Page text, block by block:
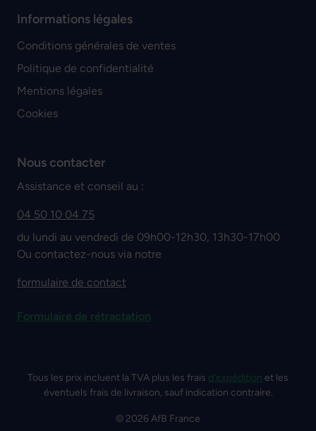
Informations légales
Conditions générales de ventes
Politique de confidentialité
Mentions légales
Cookies
Nous contacter
Assistance et conseil au :
04 50 10 04 75
du lundi au vendredi de 09h00-12h30, 13h30-17h00
Ou contactez-nous via notre
formulaire de contact
Formulaire de rétractation
Tous les prix incluent la TVA plus les frais d'expédition et les
éventuels frais de livraison, sauf indication contraire.
© 2026 AfB France